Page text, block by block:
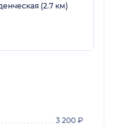
(2.7 км)
3 200 ₽